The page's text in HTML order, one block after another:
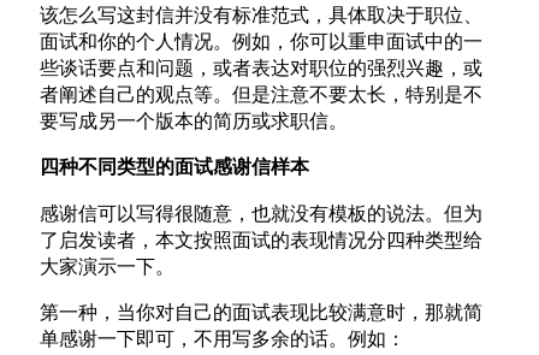
该怎么写这封信并没有标准范式，具体取决于职位、
面试和你的个人情况。例如，你可以重申面试中的一
些谈话要点和问题，或者表达对职位的强烈兴趣，或
者阐述自己的观点等。但是注意不要太长，特别是不
要写成另一个版本的简历或求职信。
四种不同类型的面试感谢信样本
感谢信可以写得很随意，也就没有模板的说法。但为
了启发读者，本文按照面试的表现情况分四种类型给
大家演示一下。
第一种，当你对自己的面试表现比较满意时，那就简
单感谢一下即可，不用写多余的话。例如：